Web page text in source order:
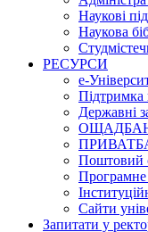
Наукові
Наукова
РЕСУРСИ
е-
Підтримка
Державні
Поштовий
Програмне
Сайти
Запитати у